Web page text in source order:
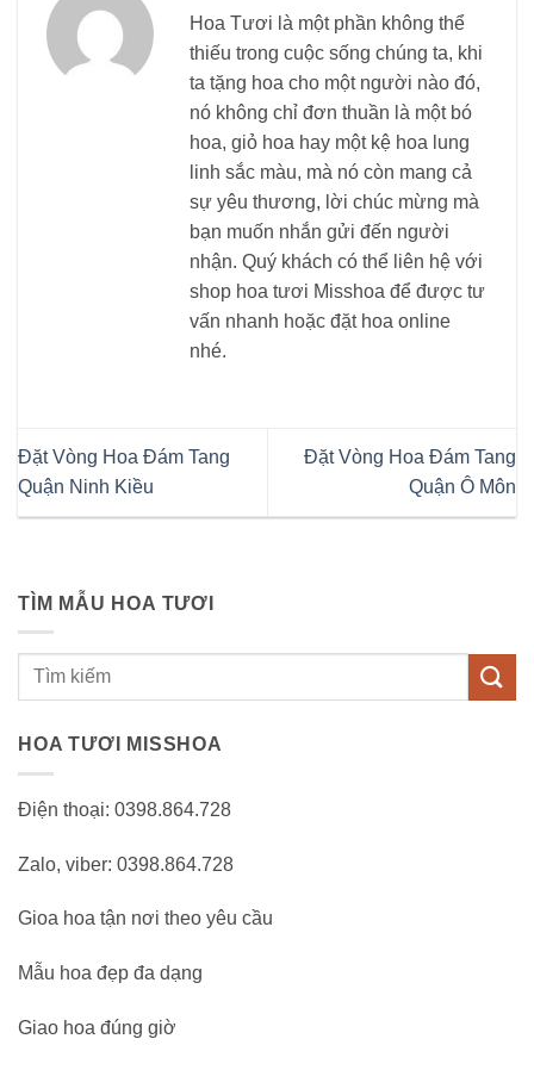
Hoa Tươi là một phần không thể
thiếu trong cuộc sống chúng ta, khi
ta tặng hoa cho một người nào đó,
nó không chỉ đơn thuần là một bó
hoa, giỏ hoa hay một kệ hoa lung
linh sắc màu, mà nó còn mang cả
sự yêu thương, lời chúc mừng mà
bạn muốn nhắn gửi đến người
nhận. Quý khách có thể liên hệ với
shop hoa tươi Misshoa để được tư
vấn nhanh hoặc đặt hoa online
nhé.
Đặt Vòng Hoa Đám Tang
Quận Ninh Kiều
Đặt Vòng Hoa Đám Tang
Quận Ô Môn
TÌM MẪU HOA TƯƠI
Tìm
HOA TƯƠI MISSHOA
Điện thoại: 0398.864.728
Zalo, viber: 0398.864.728
Gioa hoa tận nơi theo yêu cầu
Mẫu hoa đẹp đa dạng
Giao hoa đúng giờ